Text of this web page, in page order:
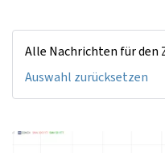
Alle Nachrichten für den
Auswahl zurücksetzen